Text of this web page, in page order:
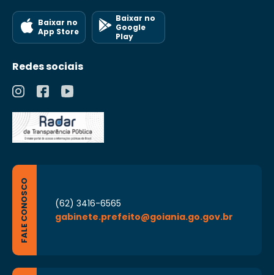
Baixar no
App Store
Baixar no
Google
Play
Redes sociais
FALE CONOSCO
(62) 3416-6565
gabinete.prefeito@goiania.go.gov.br